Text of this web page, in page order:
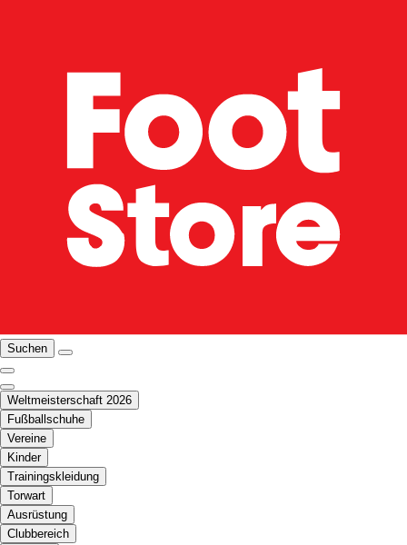
Suchen
Weltmeisterschaft 2026
Fußballschuhe
Vereine
Kinder
Trainingskleidung
Torwart
Ausrüstung
Clubbereich